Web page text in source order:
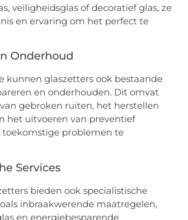
veiligheidsglas of decoratief glas, ze
en ervaring om het perfect te
Onderhoud
kunnen glaszetters ook bestaande
en onderhouden. Dit omvat
gebroken ruiten, het herstellen
het uitvoeren van preventief
problemen te
Services
bieden ook specialistische
inbraakwerende maatregelen,
en energiebesparende